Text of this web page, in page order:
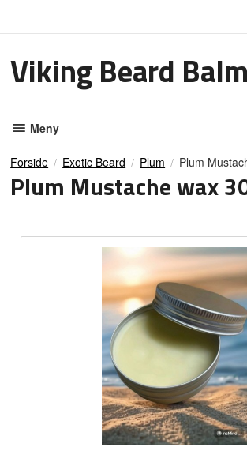
Viking Beard Balm
Meny
Forside Exotic Beard Plum Plum
Plum Mustache wax